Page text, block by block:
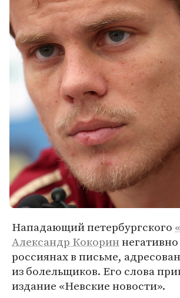
Нападающий петербургского
Александр Кокорин
россиянах в письме,
из болельщиков. Его слова
издание «Невские новости».